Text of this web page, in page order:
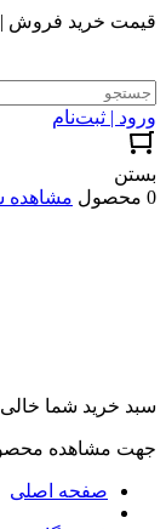
قیمت خرید فروش |
ورود | ثبت‌نام
بستن
0 محصول
مشاهده
سبد خرید شما
جهت مشاهده
صفحه اصلی